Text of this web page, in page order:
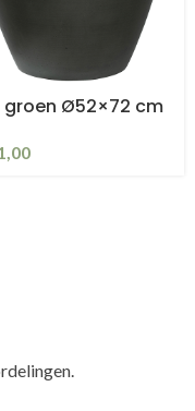
groen Ø52×72 cm